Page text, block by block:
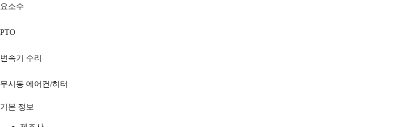
요소수
PTO
변속기 수리
무시동 에어컨/히터
기본 정보